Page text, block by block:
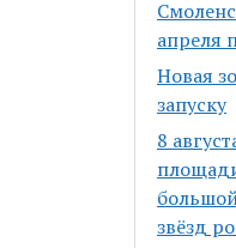
апреля
Новая
запуску
8
звёзд